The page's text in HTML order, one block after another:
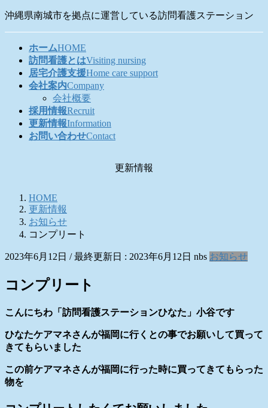
コ
ナ
沖縄県南城市を拠点に運営している訪問看護ステーション
ホームHOME
訪問看護とはVisiting nursing
居宅介護支援Home care support
会社案内Company
会社概要
採用情報Recruit
更新情報Information
お問い合わせContact
更新情報
HOME
更新情報
お知らせ
コンプリート
2023年6月12日 / 最終更新日 : 2023年6月12日 nbs お知らせ
コンプリート
こんにちわ「訪問看護ステーションひなた」小谷です
ひなたケアマネさんが福岡に行くとの事でお願いして買って
きてもらいました
この前ケアマネさんが福岡に行った時に買ってきてもらった
物を